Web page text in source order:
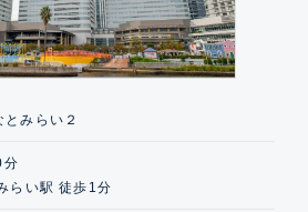
みらい２
分
らい駅 徒歩1分